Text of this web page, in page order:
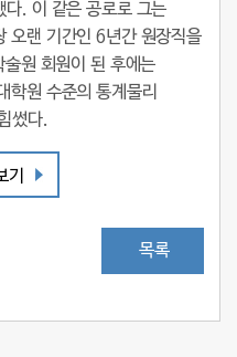
다. 이 같은 공로로 그는
오랜 기간인 6년간 원장직을
원 회원이 된 후에는
학원 수준의 통계물리
썼다.
기
목록